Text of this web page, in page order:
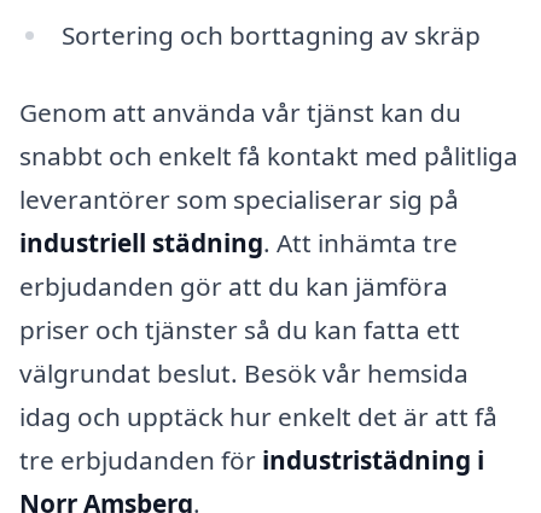
Sortering och borttagning av skräp
Genom att använda vår tjänst kan du
snabbt och enkelt få kontakt med pålitliga
leverantörer som specialiserar sig på
industriell städning. Att inhämta tre
erbjudanden gör att du kan jämföra
priser och tjänster så du kan fatta ett
välgrundat beslut. Besök vår hemsida
idag och upptäck hur enkelt det är att få
tre erbjudanden för industristädning i
Norr Amsberg.